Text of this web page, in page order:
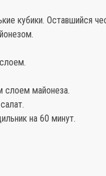
кубики. Оставшийся
слоем майонеза.
на 60 минут.